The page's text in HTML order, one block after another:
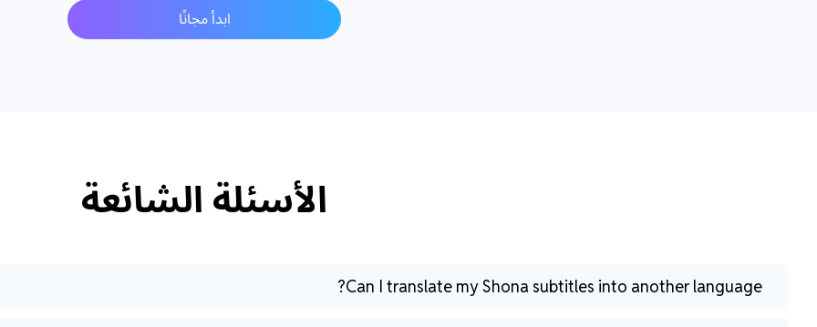
ابدأ مجانًا
الأسئلة الشائعة
Can I translate my Shona subtitles into another language?